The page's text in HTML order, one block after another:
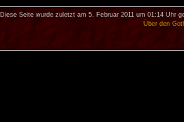
Diese Seite wurde zuletzt am 5. Februar 2011 um 01:14 Uhr
Über den